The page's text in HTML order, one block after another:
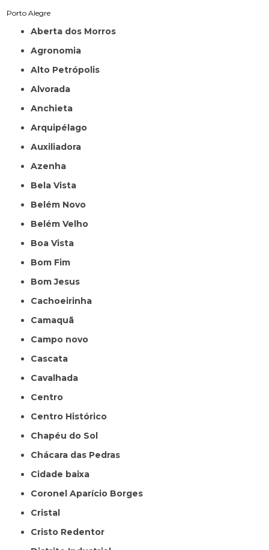
Porto Alegre
Aberta dos Morros
Agronomia
Alto Petrópolis
Alvorada
Anchieta
Arquipélago
Auxiliadora
Azenha
Bela Vista
Belém Novo
Belém Velho
Boa Vista
Bom Fim
Bom Jesus
Cachoeirinha
Camaquã
Campo novo
Cascata
Cavalhada
Centro
Centro Histórico
Chapéu do Sol
Chácara das Pedras
Cidade baixa
Coronel Aparício Borges
Cristal
Cristo Redentor